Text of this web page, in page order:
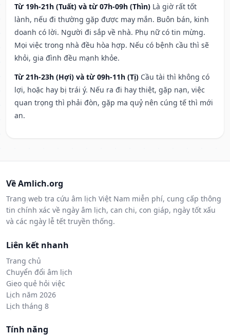
Từ 19h-21h (Tuất) và từ 07h-09h (Thìn) Là giờ rất tốt
lành, nếu đi thường gặp được may mắn. Buôn bán, kinh
doanh có lời. Người đi sắp về nhà. Phụ nữ có tin mừng.
Mọi việc trong nhà đều hòa hợp. Nếu có bệnh cầu thì sẽ
khỏi, gia đình đều mạnh khỏe.
Từ 21h-23h (Hợi) và từ 09h-11h (Tị) Cầu tài thì không có
lợi, hoặc hay bị trái ý. Nếu ra đi hay thiệt, gặp nạn, việc
quan trọng thì phải đòn, gặp ma quỷ nên cúng tế thì mới
an.
Về Amlich.org
Trang web tra cứu âm lịch Việt Nam miễn phí, cung cấp thông
tin chính xác về ngày âm lịch, can chi, con giáp, ngày tốt xấu
và các ngày lễ tết truyền thống.
Liên kết nhanh
Trang chủ
Chuyển đổi âm lịch
Gieo quẻ hỏi việc
Lịch năm 2026
Lịch tháng 8
Tính năng